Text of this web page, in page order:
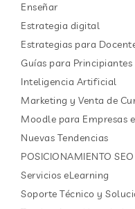
Enseñar
Estrategia digital
Estrategias para
Guías para
Inteligencia Artificial
Marketing y Venta de
Moodle para Empresas
Nuevas Tendencias
POSICIONAMIENTO SEO
Servicios eLearning
Soporte Técnico y